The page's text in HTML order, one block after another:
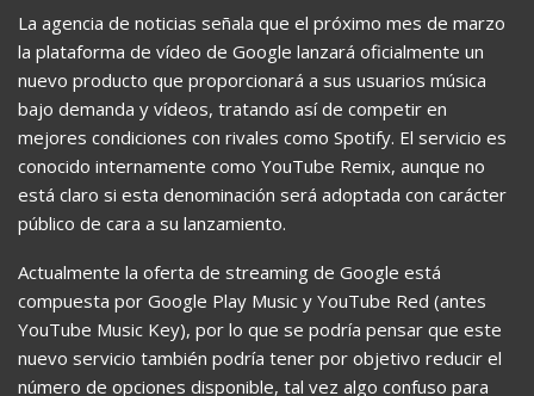
La agencia de noticias señala que el próximo mes de marzo
la plataforma de vídeo de Google lanzará oficialmente un
nuevo producto que proporcionará a sus usuarios música
bajo demanda y vídeos, tratando así de competir en
mejores condiciones con rivales como Spotify. El servicio es
conocido internamente como YouTube Remix, aunque no
está claro si esta denominación será adoptada con carácter
público de cara a su lanzamiento.
Actualmente la oferta de streaming de Google está
compuesta por Google Play Music y YouTube Red (antes
YouTube Music Key), por lo que se podría pensar que este
nuevo servicio también podría tener por objetivo reducir el
número de opciones disponible, tal vez algo confuso para